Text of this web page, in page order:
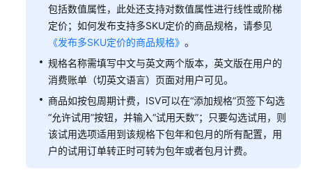
布
通
用
品
完
成
技
术
包括数值属性，此处还支持对数值属性进行线性或阶梯
定价；如何发布支持多SKU定价的商品规格，请参见
《发布多SKU定价的商品规格》 。
规格名称需填写中文与英文两个版本，英文版在用户的
消费账单（切英文语言）页面对用户可见。
商品如按包周期计费，ISV可以在“添加规格”页签下勾选
“允许试用”按钮，并输入“试用天数”；只要勾选试用，则
该试用选项适用到该规格下包年和包月的所有配置，用
户的试用订单转正时可转为包年或者包月计费。